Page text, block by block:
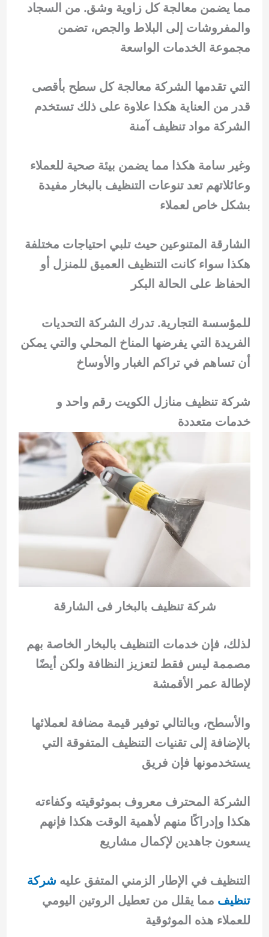
مما يضمن معالجة كل زاوية وشق. من السجاد
والمفروشات إلى البلاط والجص، تضمن
مجموعة الخدمات الواسعة
التي تقدمها الشركة معالجة كل سطح بأقصى
قدر من العناية هكذا علاوة على ذلك تستخدم
الشركة مواد تنظيف آمنة
وغير سامة هكذا مما يضمن بيئة صحية للعملاء
وعائلاتهم تعد تنوعات التنظيف بالبخار مفيدة
بشكل خاص لعملاء
الشارقة المتنوعين حيث تلبي احتياجات مختلفة
هكذا سواء كانت التنظيف العميق للمنزل أو
الحفاظ على الحالة البكر
للمؤسسة التجارية. تدرك الشركة التحديات
الفريدة التي يفرضها المناخ المحلي والتي يمكن
أن تساهم في تراكم الغبار والأوساخ
شركة تنظيف منازل الكويت رقم واحد و
خدمات متعددة
شركة تنظيف بالبخار فى الشارقة
لذلك، فإن خدمات التنظيف بالبخار الخاصة بهم
مصممة ليس فقط لتعزيز النظافة ولكن أيضًا
لإطالة عمر الأقمشة
والأسطح، وبالتالي توفير قيمة مضافة لعملائها
بالإضافة إلى تقنيات التنظيف المتفوقة التي
يستخدمونها فإن فريق
الشركة المحترف معروف بموثوقيته وكفاءته
هكذا وإدراكًا منهم لأهمية الوقت هكذا فإنهم
يسعون جاهدين لإكمال مشاريع
التنظيف في الإطار الزمني المتفق عليه شركة
تنظيف مما يقلل من تعطيل الروتين اليومي
للعملاء هذه الموثوقية